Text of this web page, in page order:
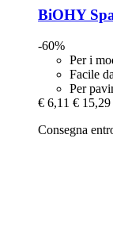
BiOHY
-60%
Per i
Facile
Per
€ 6,11 € 15,29
Consegna